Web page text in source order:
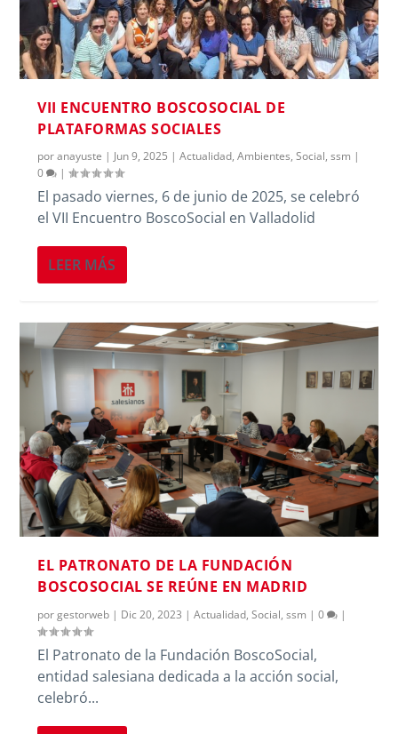
VII ENCUENTRO BOSCOSOCIAL DE
PLATAFORMAS SOCIALES
poranayuste | Jun 9, 2025 |Actualidad,Ambientes,Social,ssm |
0
|
El pasado viernes, 6 de junio de 2025, se celebró
el VII Encuentro BoscoSocial en Valladolid
LEER MÁS
EL PATRONATO DE LA FUNDACIÓN
BOSCOSOCIAL SE REÚNE EN MADRID
porgestorweb | Dic 20, 2023 |Actualidad,Social,ssm |0 |
El Patronato de la Fundación BoscoSocial,
entidad salesiana dedicada a la acción social,
celebró...